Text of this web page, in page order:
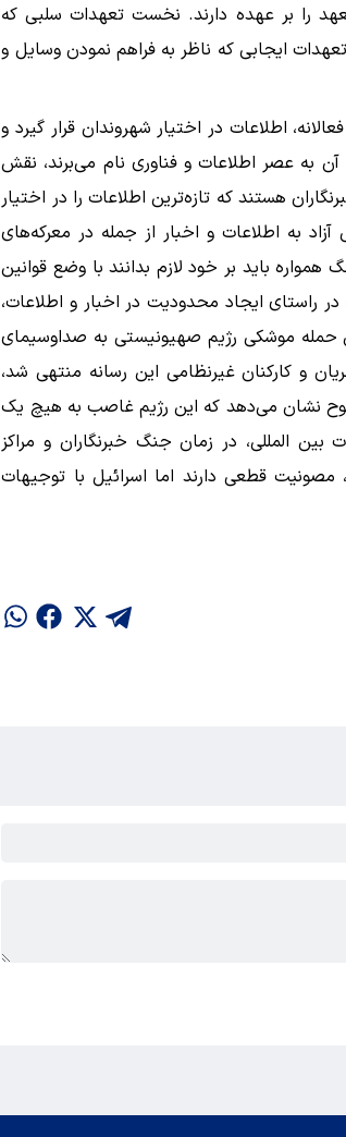
را بر عهده دارند. نخست تعهدات سلبی که
ایجابی که ناظر به فراهم نمودن وسایل و
اطلاعات در اختیار شهروندان قرار گیرد و
به عصر اطلاعات و فناوری نام می‌برند، نقش
هستند که تازه‌ترین اطلاعات را در اختیار
به اطلاعات و اخبار از جمله در معرکه‌های
باید بر خود لازم بدانند با وضع قوانین
راستای ایجاد محدودیت در اخبار و اطلاعات،
حمله موشکی رژیم صهیونیستی به صداوسیمای
و کارکنان غیرنظامی این رسانه منتهی شد،
نشان می‌دهد که این رژیم غاصب به هیچ یک
المللی، در زمان جنگ خبرنگاران و مراکز
قطعی دارند اما اسرائیل با توجیهات